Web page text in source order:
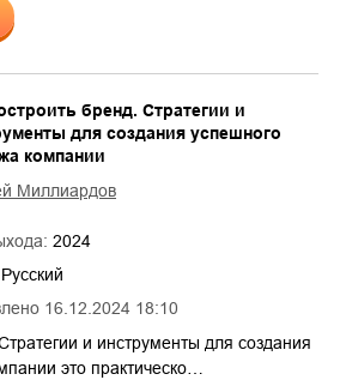
16.12.2024 18:10
бренд. Стратегии и
для создания успешного
компании
Миллиардов
2024
Русский
и инструменты для создания
это практическо…